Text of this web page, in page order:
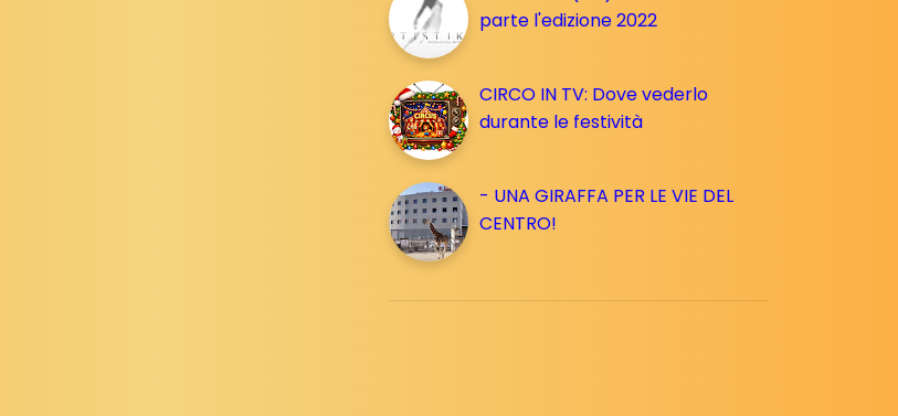
parte l'edizione 2022
CIRCO IN TV: Dove vederlo
durante le festività
- UNA GIRAFFA PER LE VIE DEL
CENTRO!